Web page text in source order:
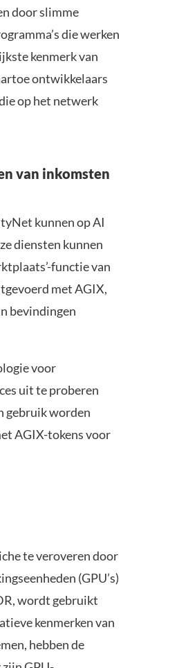
door slimme
die werken
kenmerk van
ontwikkelaars
op het netwerk
van inkomsten
kunnen op AI
diensten kunnen
functie van
met AGIX,
bevindingen
voor
uit te proberen
gebruik worden
AGIX-tokens voor
te veroveren door
(GPU’s)
wordt gebruikt
kenmerken van
hebben de